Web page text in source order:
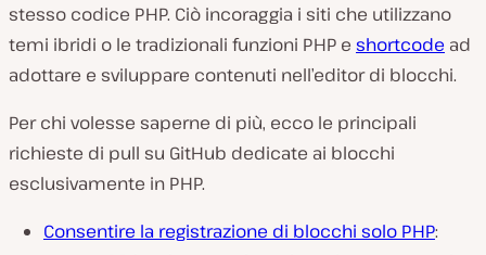
stesso codice PHP. Ciò incoraggia i siti che utilizzano
temi ibridi o le tradizionali funzioni PHP e shortcode ad
adottare e sviluppare contenuti nell’editor di blocchi.
Per chi volesse saperne di più, ecco le principali
richieste di pull su GitHub dedicate ai blocchi
esclusivamente in PHP.
Consentire la registrazione di blocchi solo PHP: